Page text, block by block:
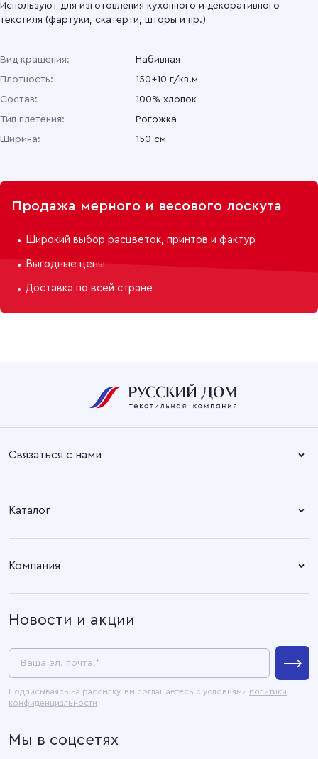
Используют для изготовления кухонного и декоративного
текстиля (фартуки, скатерти, шторы и пр.)
Вид крашения:
Набивная
Плотность:
150±10 г/кв.м
Состав:
100% хлопок
Тип плетения:
Рогожка
Ширина:
150 см
Продажа мерного и весового лоскута
Широкий выбор расцветок, принтов и фактур
Выгодные цены
Доставка по всей стране
Связаться с нами
+7 (4932) 58-14-67
Время работы:
Пн. – Пт: 8.30 – 17.00
Адрес офиса:
Каталог
Компания
Пресс-центр
Контакты
Карта сайта
Новости и акции
Ваша эл. почта *
Подписываясь на рассылку, вы соглашаетесь с условиями политики
конфиденциальности
Мы в соцсетях